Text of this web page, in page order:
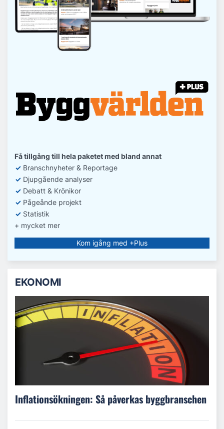
Få tillgång till hela paketet med bland annat
✓ Branschnyheter & Reportage
✓ Djupgående analyser
✓ Debatt & Krönikor
✓ Pågeånde projekt
✓ Statistik
+ mycket mer
Kom igång med +Plus
EKONOMI
Inflationsökningen: Så påverkas byggbranschen